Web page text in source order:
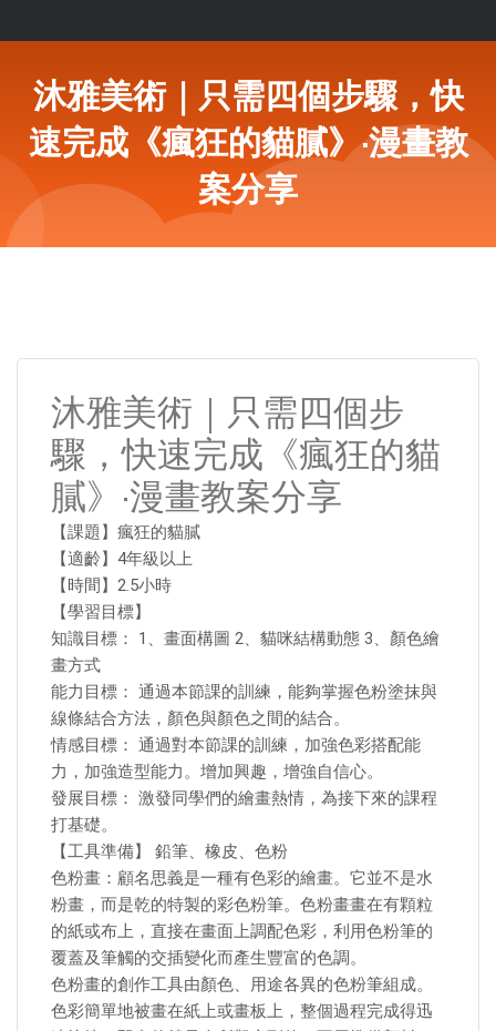
沐雅美術｜只需四個步驟，快
速完成《瘋狂的貓膩》·漫畫教
案分享
沐雅美術｜只需四個步
驟，快速完成《瘋狂的貓
膩》·漫畫教案分享
【課題】瘋狂的貓膩
【適齡】4年級以上
【時間】2.5小時
【學習目標】
知識目標： 1、畫面構圖 2、貓咪結構動態 3、顏色繪
畫方式
能力目標： 通過本節課的訓練，能夠掌握色粉塗抹與
線條結合方法，顏色與顏色之間的結合。
情感目標： 通過對本節課的訓練，加強色彩搭配能
力，加強造型能力。增加興趣，增強自信心。
發展目標： 激發同學們的繪畫熱情，為接下來的課程
打基礎。
【工具準備】 鉛筆、橡皮、色粉
色粉畫：顧名思義是一種有色彩的繪畫。它並不是水
粉畫，而是乾的特製的彩色粉筆。色粉畫畫在有顆粒
的紙或布上，直接在畫面上調配色彩，利用色粉筆的
覆蓋及筆觸的交插變化而產生豐富的色調。
色粉畫的創作工具由顏色、用途各異的色粉筆組成。
色彩簡單地被畫在紙上或畫板上，整個過程完成得迅